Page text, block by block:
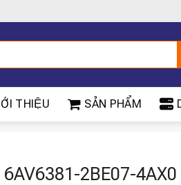
THIỆU SẢN PHẨM
6AV6381-2BE07-